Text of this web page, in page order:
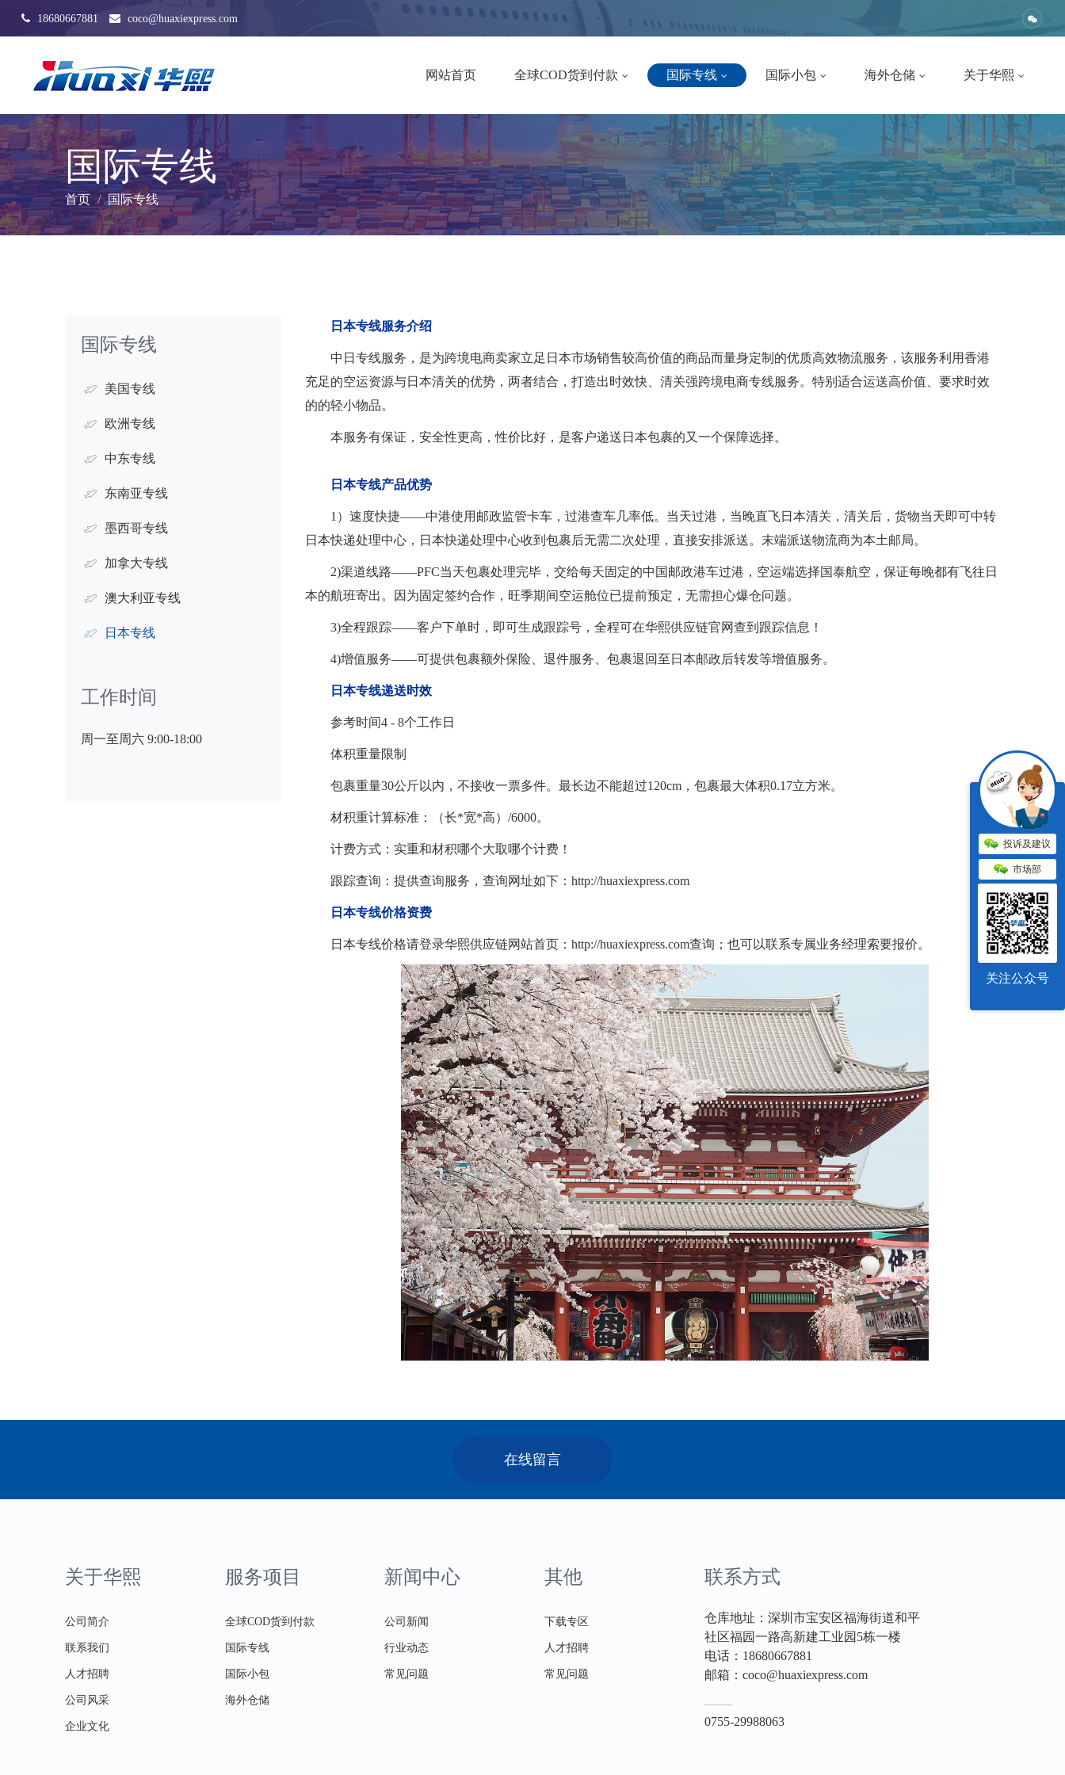
18680667881 coco@huaxiexpress.com
网站首页 全球COD货到付款
中东COD
台湾COD
日本COD
越南COD
阿联酋COD
国际专线
美国专线
欧洲专线
中东专线
东南亚专线
日本专线
国际小包
EUB
日本邮政小包
加拿大邮政小包
澳洲专线小包
海外仓储
中东海外仓
欧洲海外仓
美国海外仓
日本海外仓
台湾海外仓
关于华熙
公司简介
联系我们
人才招聘
公司风采
国际专线
首页 国际专线
国际专线
美国专线
欧洲专线
中东专线
东南亚专线
墨西哥专线
加拿大专线
澳大利亚专线
日本专线
工作时间
周一至周六 9:00-18:00
日本专线服务介绍
中日专线服务，是为跨境电商卖家立足日本市场销售较高价值的商品而量身定制的优质高效物流服务，该服务利用香港
充足的空运资源与日本清关的优势，两者结合，打造出时效快、清关强跨境电商专线服务。特别适合运送高价值、要求时效
的的轻小物品。
本服务有保证，安全性更高，性价比好，是客户递送日本包裹的又一个保障选择。
日本专线产品优势
1）速度快捷——中港使用邮政监管卡车，过港查车几率低。当天过港，当晚直飞日本清关，清关后，货物当天即可中转
日本快递处理中心，日本快递处理中心收到包裹后无需二次处理，直接安排派送。末端派送物流商为本土邮局。
2)渠道线路——PFC当天包裹处理完毕，交给每天固定的中国邮政港车过港，空运端选择国泰航空，保证每晚都有飞往日
本的航班寄出。因为固定签约合作，旺季期间空运舱位已提前预定，无需担心爆仓问题。
3)全程跟踪——客户下单时，即可生成跟踪号，全程可在华熙供应链官网查到跟踪信息！
4)增值服务——可提供包裹额外保险、退件服务、包裹退回至日本邮政后转发等增值服务。
日本专线递送时效
参考时间4 - 8个工作日
体积重量限制
包裹重量30公斤以内，不接收一票多件。最长边不能超过120cm，包裹最大体积0.17立方米。
材积重计算标准：（长*宽*高）/6000。
计费方式：实重和材积哪个大取哪个计费！
跟踪查询：提供查询服务，查询网址如下：http://huaxiexpress.com
日本专线价格资费
日本专线价格请登录华熙供应链网站首页：http://huaxiexpress.com查询；也可以联系专属业务经理索要报价。
在线留言
关于华熙
公司简介
联系我们
人才招聘
公司风采
企业文化
服务项目
全球COD货到付款
国际专线
国际小包
海外仓储
新闻中心
公司新闻
行业动态
常见问题
其他
下载专区
人才招聘
常见问题
联系方式
仓库地址：深圳市宝安区福海街道和平
社区福园一路高新建工业园5栋一楼
电话：18680667881
邮箱：coco@huaxiexpress.com
0755-29988063
投诉及建议
市场部
关注公众号